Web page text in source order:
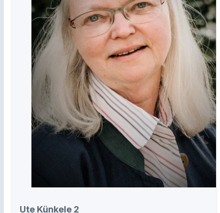
Ute Künkele 2